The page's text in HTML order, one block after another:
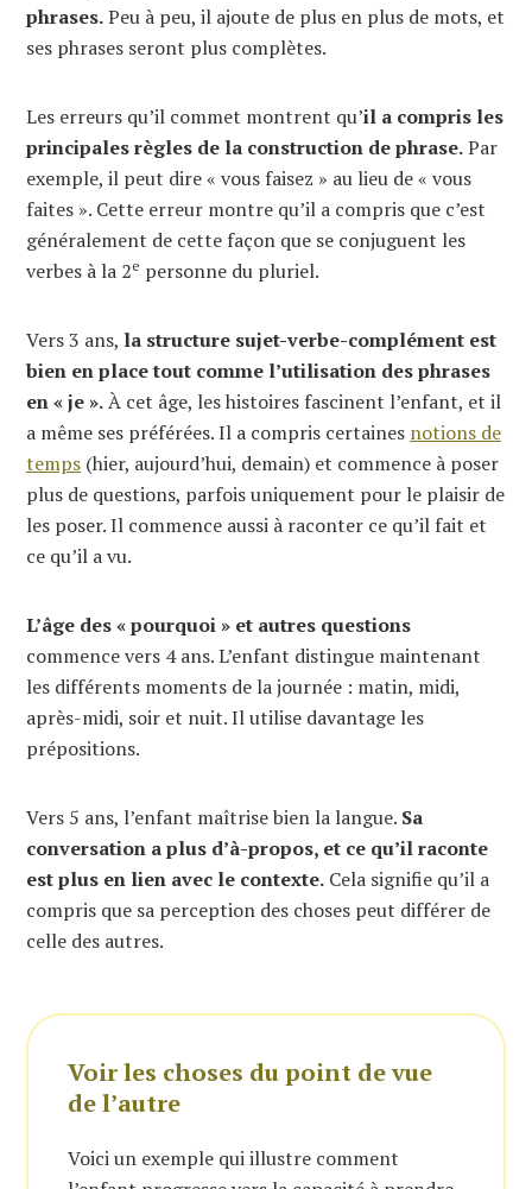
phrases.Peu à peu, il ajoute de plus en plus de mots, et
ses phrases seront plus complètes.
Les erreurs qu’il commet montrent qu’il a compris les
principales règles de la construction de phrase.Par
exemple, il peut dire « vous faisez » au lieu de « vous
faites ». Cette erreur montre qu’il a compris que c’est
généralement de cette façon que se conjuguent les
verbes à la 2e personne du pluriel.
Vers 3 ans, la structure sujet-verbe-complément est
bien en place tout comme l’utilisation des phrases
en « je ».À cet âge, les histoires fascinent l’enfant, et il
a même ses préférées. Il a compris certaines notions de
temps (hier, aujourd’hui, demain) et commence à poser
plus de questions, parfois uniquement pour le plaisir de
les poser. Il commence aussi à raconter ce qu’il fait et
ce qu’il a vu.
L’âge des « pourquoi » et autres questions
commence vers 4 ans. L’enfant distingue maintenant
les différents moments de la journée : matin, midi,
après-midi, soir et nuit. Il utilise davantage les
prépositions.
Vers 5 ans, l’enfant maîtrise bien la langue. Sa
conversation a plus d’à-propos, et ce qu’il raconte
est plus en lien avec le contexte. Cela signifie qu’il a
compris que sa perception des choses peut différer de
celle des autres.
Voir les choses du point de vue
de l’autre
Voici un exemple qui illustre comment